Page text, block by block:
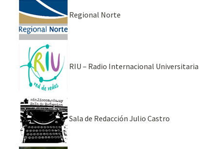
Regional Norte
RIU – Radio Internacional Universitaria
Sala de Redacción Julio Castro